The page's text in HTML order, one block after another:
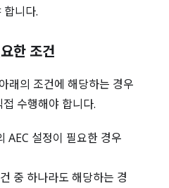
합니다.
한 조건
래의 조건에 해당하는 경우
수행해야 합니다.
AEC 설정이 필요한 경우
중 하나라도 해당하는 경